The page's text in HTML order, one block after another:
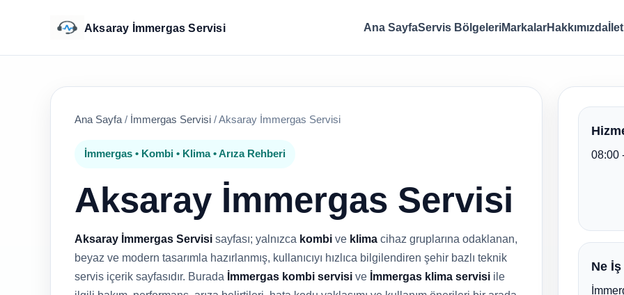
Aksaray İmmergas Servisi Ana SayfaServis BölgeleriMarkalarHakkımızda
Ana Sayfa / İmmergas Servisi /Aksaray İmmergas Servisi
İmmergas • Kombi • Klima • Arıza Rehberi
Aksaray İmmergas Servisi
Aksaray İmmergas Servisi sayfası; yalnızca kombi ve klima cihaz gruplarına odaklanan,
beyaz ve modern tasarımla hazırlanmış, kullanıcıyı hızlıca bilgilendiren şehir bazlı teknik
servis içerik sayfasıdır. Burada İmmergas kombi servisi ve İmmergas klima servisi ile
08:00
Ne İş